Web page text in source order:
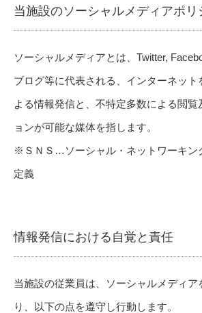
当施設のソーシャルメディアポリ
ソーシャルメディアとは、Twitter,
ブログ等に代表される、インターネット
よる情報発信と、不特定多数による閲覧
ョンが可能な媒体を指します。
※ＳＮＳ…ソーシャル・ネットワーキン
定義
情報発信における自覚と責任
当施設の従業員は、ソーシャルメディア
り、以下の点を遵守し行動します。